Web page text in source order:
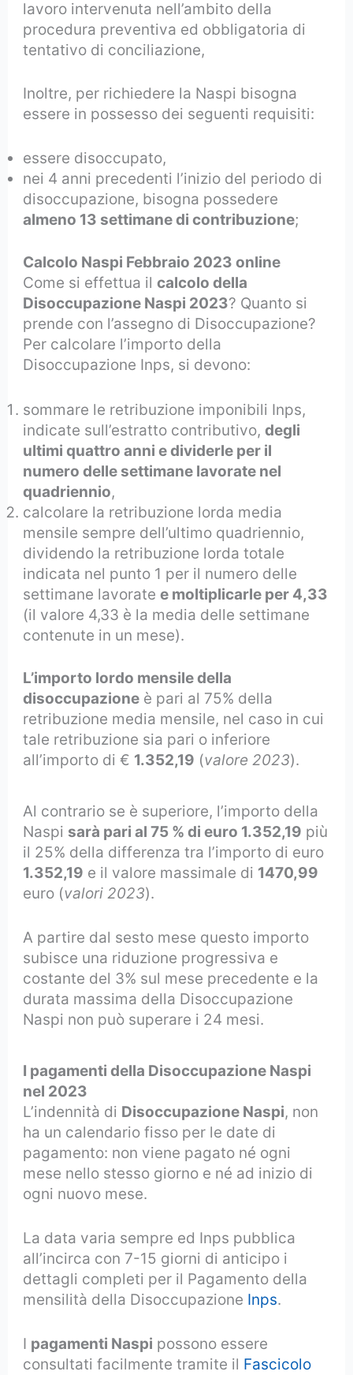
lavoro intervenuta nell’ambito della
procedura preventiva ed obbligatoria di
tentativo di conciliazione,
Inoltre, per richiedere la Naspi bisogna
essere in possesso dei seguenti requisiti:
essere disoccupato,
nei 4 anni precedenti l’inizio del periodo di
disoccupazione, bisogna possedere
almeno 13 settimane di contribuzione;
Calcolo Naspi Febbraio 2023 online
Come si effettua ilcalcolo della
Disoccupazione Naspi 2023? Quanto si
prende con l’assegno di Disoccupazione?
Per calcolare l’importo della
Disoccupazione Inps, si devono:
sommare le retribuzione imponibili Inps,
indicate sull’estratto contributivo,degli
ultimi quattro anni e dividerle per il
numero delle settimane lavorate nel
quadriennio,
calcolare la retribuzione lorda media
mensile sempre dell’ultimo quadriennio,
dividendo la retribuzione lorda totale
indicata nel punto 1 per il numero delle
settimane lavoratee moltiplicarle per 4,33
(il valore 4,33 è la media delle settimane
contenute in un mese).
L’importo lordo mensile della
disoccupazione è pari al 75% della
retribuzione media mensile, nel caso in cui
tale retribuzione sia pari o inferiore
all’importo di € 1.352,19 (valore 2023).
Al contrario se è superiore, l’importo della
Naspi sarà pari al 75 % di euro 1.352,19 più
il 25% della differenza tra l’importo di euro
1.352,19 e il valore massimale di 1470,99
euro (valori 2023).
A partire dal sesto mese questo importo
subisce una riduzione progressiva e
costante del 3% sul mese precedente e la
durata massima della Disoccupazione
Naspi non può superare i 24 mesi.
I pagamenti della Disoccupazione Naspi
nel 2023
L’indennità di Disoccupazione Naspi, non
ha un calendario fisso per le date di
pagamento: non viene pagato né ogni
mese nello stesso giorno e né ad inizio di
ogni nuovo mese.
La data varia sempre ed Inps pubblica
all’incirca con 7-15 giorni di anticipo i
dettagli completi per il Pagamento della
mensilità della Disoccupazione Inps.
I pagamenti Naspi possono essere
consultati facilmente tramite il Fascicolo